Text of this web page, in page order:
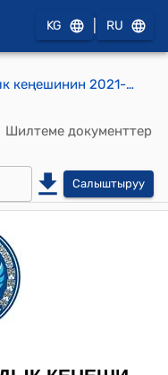
KG RU
Каныш-Кыя айылдык кеңешинин 2021-жылдын 29-октябрындагы № 31 "Суу чыгаруу жөнүндө" токтому
Шилтеме документтер
Салыштыруу